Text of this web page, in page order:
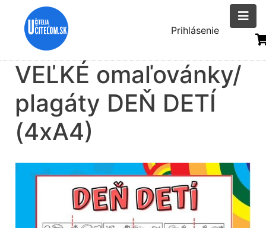
Menu
účtu
Prihlásenie
VEĽKÉ omaľovánky/
plagáty DEŇ DETÍ
(4xA4)